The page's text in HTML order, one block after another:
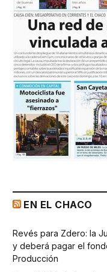
EN EL CHACO
Revés para Zdero: la
y deberá pagar el
Producción